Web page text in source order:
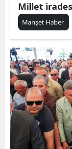
Millet
Manşet Haber